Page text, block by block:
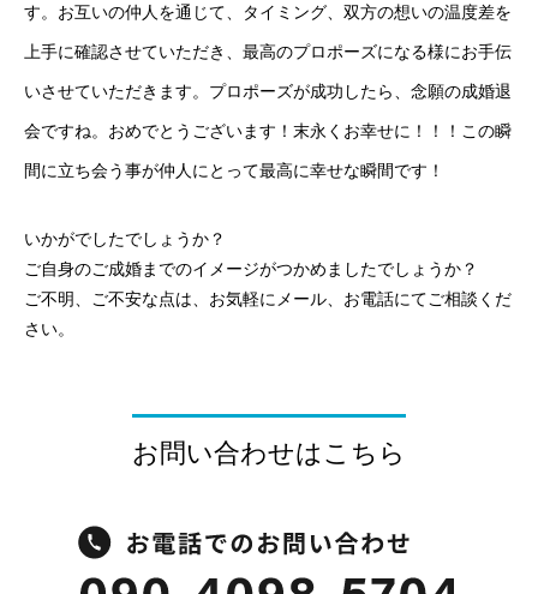
す。お互いの仲人を通じて、タイミング、双方の想いの温度差を
上手に確認させていただき、最高のプロポーズになる様にお手伝
いさせていただきます。プロポーズが成功したら、念願の成婚退
会ですね。おめでとうございます！末永くお幸せに！！！この瞬
間に立ち会う事が仲人にとって最高に幸せな瞬間です！
いかがでしたでしょうか？
ご自身のご成婚までのイメージがつかめましたでしょうか？
ご不明、ご不安な点は、お気軽にメール、お電話にてご相談くだ
さい。
お問い合わせはこちら